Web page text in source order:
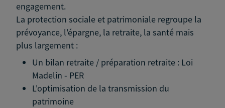
engagement.
La protection sociale et patrimoniale regroupe la
prévoyance, l'épargne, la retraite, la santé mais
plus largement :
Un bilan retraite / préparation retraite : Loi
Madelin - PER
L'optimisation de la transmission du
patrimoine